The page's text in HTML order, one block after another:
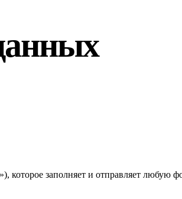
которое заполняет и отправляет любую